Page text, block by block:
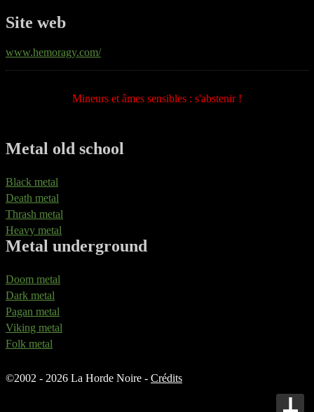
Site web
www.hemoragy.com/
Mineurs et âmes sensibles : s'abstenir !
Metal old school
Black metal
Death metal
Thrash metal
Heavy metal
Metal underground
Doom metal
Dark metal
Pagan metal
Viking metal
Folk metal
©2002 - 2026 La Horde Noire - Crédits